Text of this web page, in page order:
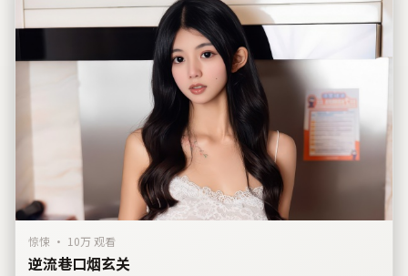
惊悚 · 10万 观看
逆流巷口烟玄关